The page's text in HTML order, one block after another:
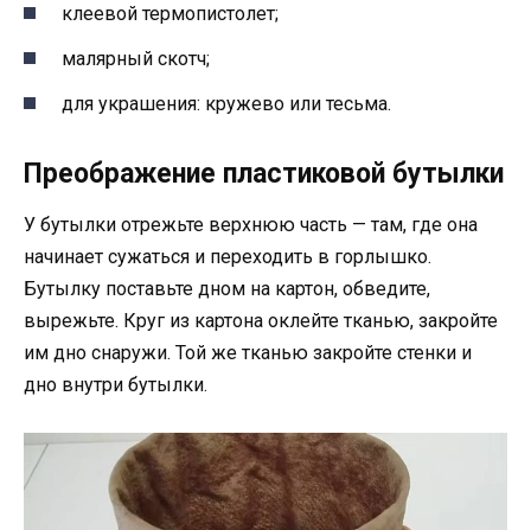
клеевой термопистолет;
малярный скотч;
для украшения: кружево или тесьма.
Преображение пластиковой бутылки
У бутылки отрежьте верхнюю часть — там, где она
начинает сужаться и переходить в горлышко.
Бутылку поставьте дном на картон, обведите,
вырежьте. Круг из картона оклейте тканью, закройте
им дно снаружи. Той же тканью закройте стенки и
дно внутри бутылки.